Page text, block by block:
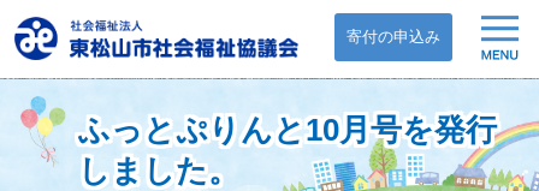
寄付の申込み
ふっとぷりんと10月号を発行
しました。